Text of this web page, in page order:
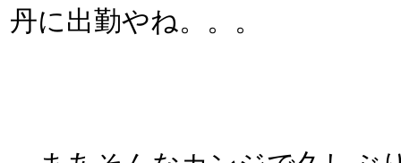
丹に出勤やね。。。